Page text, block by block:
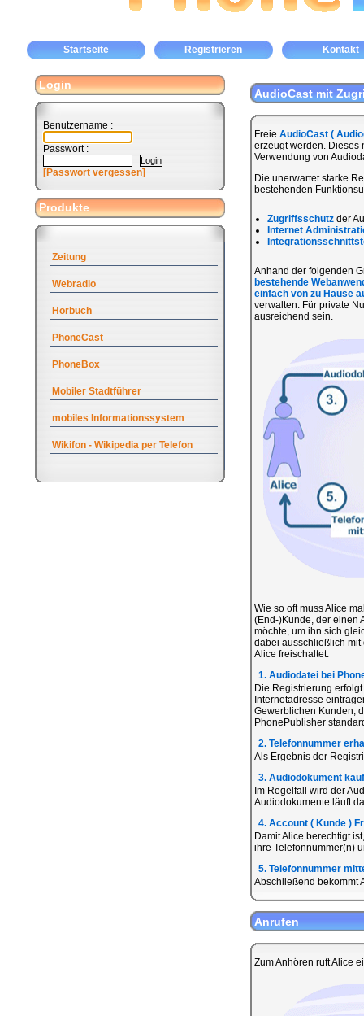
Startseite Registrieren Kontakt
Login
Benutzername :
Passwort :
[Passwort vergessen]
Produkte
Zeitung
Webradio
Hörbuch
PhoneCast
PhoneBox
Mobiler Stadtführer
mobiles Informationssystem
Wikifon - Wikipedia per Telefon
AudioCast mit
Freie AudioCast (
erzeugt werden. Dieses
Verwendung von
Die unerwartet starke
bestehenden
Zugriffsschutz der
Internet
Anhand der folgenden
bestehende
einfach von zu Hause
verwalten. Für private
ausreichend sein.
Wie so oft muss Alice
(End-)Kunde, der einen
möchte, um ihn sich
dabei ausschließlich mit
Alice freischaltet.
1. Audiodatei bei
Die Registrierung
Internetadresse
Gewerblichen Kunden,
PhonePublisher
2. Telefonnummer
Als Ergebnis der
3. Audiodokument
Im Regelfall wird der
Audiodokumente läuft
4. Account ( Kunde )
Damit Alice berechtigt
ihre Telefonnummer(n)
5. Telefonnummer
Abschließend bekommt
Anrufen
Zum Anhören ruft Alice